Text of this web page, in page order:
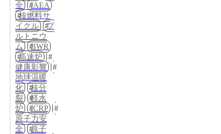
全
IAEA
核燃料サ
イクル
プ
ルトニウ
ム
BWR
高速炉
健康影響
地球温暖
化
核分
裂
軽水
炉
ICRP
原子力安
全
原子